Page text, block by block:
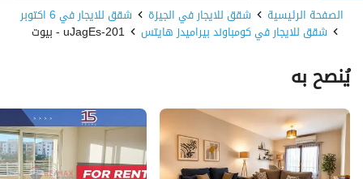
الصفحة الرئيسية شقق للايجار في الجيزة شقق للايجار في 6 اكتوبر
شقق للايجار في كومباوند بيراميدز هايتس 201-uJagEs - بيوت
يُنصح به